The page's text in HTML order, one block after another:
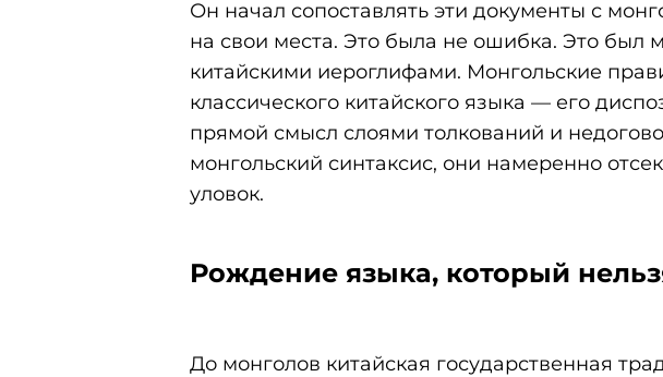
Он начал сопоставлять эти документы с
на свои места. Это была не ошибка. Это был
китайскими иероглифами. Монгольские
классического китайского языка — его
прямой смысл слоями толкований и
монгольский синтаксис, они намеренно
уловок.
Рождение языка, который
До монголов китайская государственная